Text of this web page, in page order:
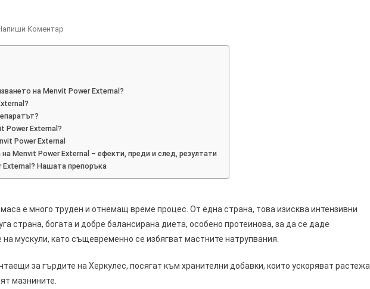
Коментар
Магазин
на Menvit Power External?
Power External?
Power External
Menvit Power External – ефекти, преди и след, резултати
External? Нашата препоръка
е много труден и отнемащ време процес. От една страна, това изисква интензивни
страна, богата и добре балансирана диета, особено протеинова, за да се даде
мускули, като същевременно се избягват мастните натрупвания.
за гърдите на Херкулес, посягат към хранителни добавки, които ускоряват растежа
мазнините.